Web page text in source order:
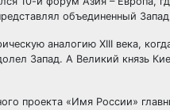
объединенный
аналогию XIII века,
Запад. А Великий князь
проекта «Имя России»